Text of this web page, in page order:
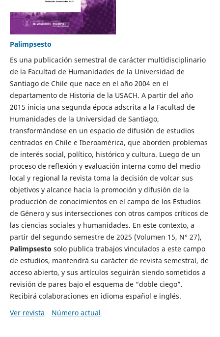
Palimpsesto
Es una publicación semestral de carácter multidisciplinario
de la Facultad de Humanidades de la Universidad de
Santiago de Chile que nace en el año 2004 en el
departamento de Historia de la USACH. A partir del año
2015 inicia una segunda época adscrita a la Facultad de
Humanidades de la Universidad de Santiago,
transformándose en un espacio de difusión de estudios
centrados en Chile e Iberoamérica, que aborden problemas
de interés social, político, histórico y cultura. Luego de un
proceso de reflexión y evaluación interna como del medio
local y regional la revista toma la decisión de volcar sus
objetivos y alcance hacia la promoción y difusión de la
producción de conocimientos en el campo de los Estudios
de Género y sus intersecciones con otros campos críticos de
las ciencias sociales y humanidades. En este contexto, a
partir del segundo semestre de 2025 (Volumen 15, N° 27),
Palimpsesto solo publica trabajos vinculados a este campo
de estudios, mantendrá su carácter de revista semestral, de
acceso abierto, y sus artículos seguirán siendo sometidos a
revisión de pares bajo el esquema de “doble ciego”.
Recibirá colaboraciones en idioma español e inglés.
Ver revista
Número actual